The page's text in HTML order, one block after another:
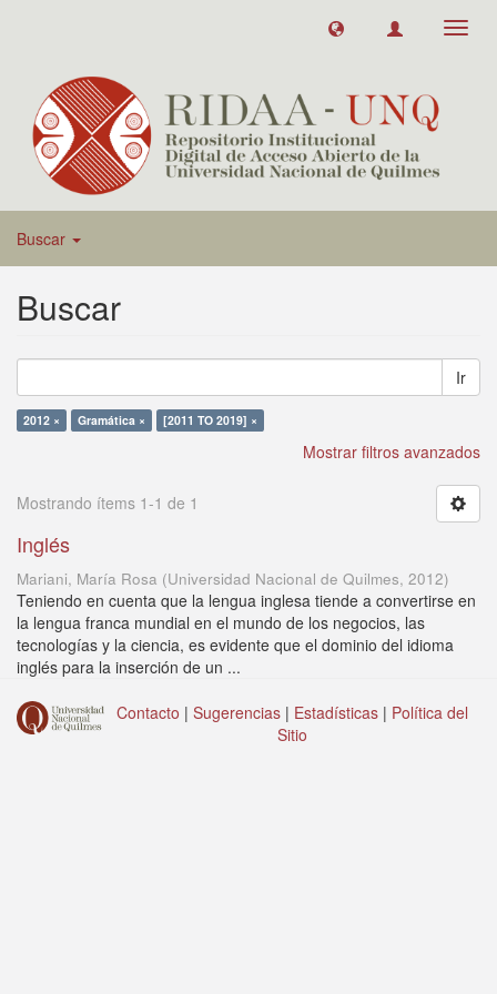
Buscar
Buscar
Ir
2012 × Gramática × [2011 TO 2019] ×
Mostrar filtros avanzados
Mostrando ítems 1-1 de 1
Inglés
Mariani, María Rosa (Universidad Nacional de Quilmes, 2012)
Teniendo en cuenta que la lengua inglesa tiende a convertirse en
la lengua franca mundial en el mundo de los negocios, las
tecnologías y la ciencia, es evidente que el dominio del idioma
inglés para la inserción de un ...
Contacto | Sugerencias | Estadísticas | Política del
Sitio